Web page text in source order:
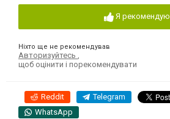
Я рекомендую
Ніхто ще не рекомендував
Авторизуйтесь
щоб оцінити і порекомендувати
Reddit Telegram
WhatsApp